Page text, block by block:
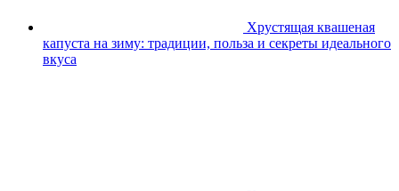
Хрустящая квашеная
капуста на зиму: традиции, польза и секреты идеального
вкуса